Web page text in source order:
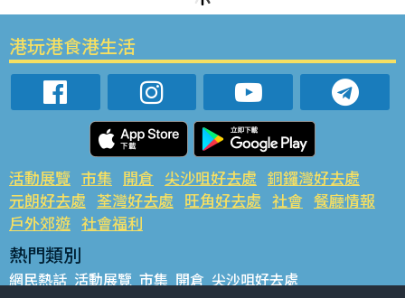
港玩港食港生活
活動展覽 市集 開倉 尖沙咀好去處 銅鑼灣好去處
元朗好去處 荃灣好去處 旺角好去處 社會 餐廳情報
戶外郊遊 社會福利
熱門類別
網民熱話 活動展覽 市集 開倉 尖沙咀好去處